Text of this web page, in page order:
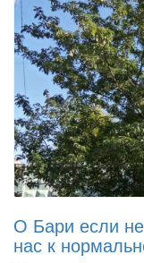
О Бари если
нас к